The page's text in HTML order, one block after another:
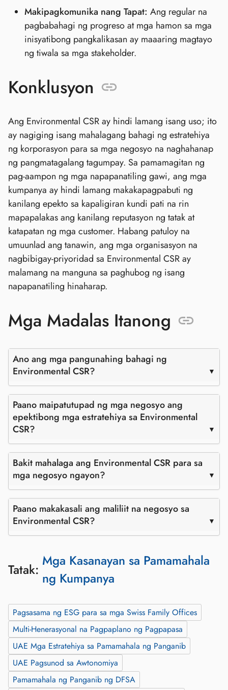
Makipagkomunika nang Tapat: Ang regular na
pagbabahagi ng progreso at mga hamon sa mga
inisyatibong pangkalikasan ay maaaring magtayo
ng tiwala sa mga stakeholder.
Konklusyon
Ang Environmental CSR ay hindi lamang isang uso; ito
ay nagiging isang mahalagang bahagi ng estratehiya
ng korporasyon para sa mga negosyo na naghahanap
ng pangmatagalang tagumpay. Sa pamamagitan ng
pag-aampon ng mga napapanatiling gawi, ang mga
kumpanya ay hindi lamang makakapagpabuti ng
kanilang epekto sa kapaligiran kundi pati na rin
mapapalakas ang kanilang reputasyon ng tatak at
katapatan ng mga customer. Habang patuloy na
umuunlad ang tanawin, ang mga organisasyon na
nagbibigay-priyoridad sa Environmental CSR ay
malamang na manguna sa paghubog ng isang
napapanatiling hinaharap.
Mga Madalas Itanong
Ano ang mga pangunahing bahagi ng
Environmental CSR?
Paano maipatutupad ng mga negosyo ang
epektibong mga estratehiya sa Environmental
CSR?
Bakit mahalaga ang Environmental CSR para sa
mga negosyo ngayon?
Paano makakasali ang maliliit na negosyo sa
Environmental CSR?
Tatak: Mga Kasanayan sa Pamamahala
ng Kumpanya
Pagsasama ng ESG para sa mga Swiss Family Offices
Multi-Henerasyonal na Pagpaplano ng Pagpapasa
UAE Mga Estratehiya sa Pamamahala ng Panganib
UAE Pagsunod sa Awtonomiya
Pamamahala ng Panganib ng DFSA